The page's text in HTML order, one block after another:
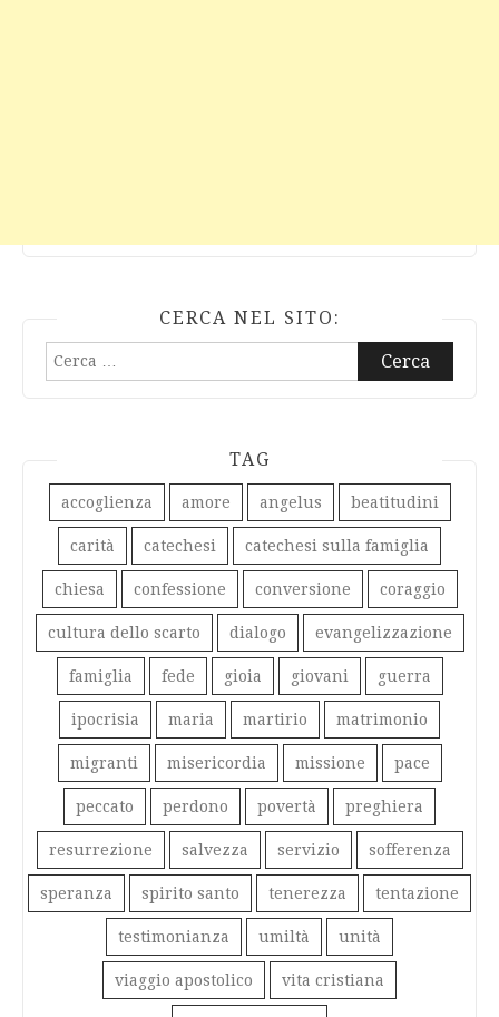
CERCA NEL SITO:
Ricerca
per:
TAG
accoglienza amore angelus beatitudini
carità catechesi catechesi sulla famiglia
chiesa confessione conversione coraggio
cultura dello scarto dialogo evangelizzazione
famiglia fede gioia giovani guerra
ipocrisia maria martirio matrimonio
migranti misericordia missione pace
peccato perdono povertà preghiera
resurrezione salvezza servizio sofferenza
speranza spirito santo tenerezza tentazione
testimonianza umiltà unità
viaggio apostolico vita cristiana